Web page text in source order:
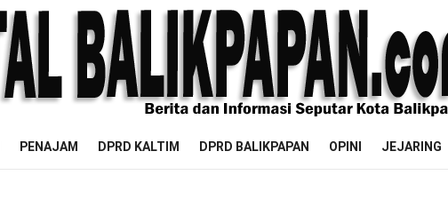
PENAJAM DPRD KALTIM DPRD BALIKPAPAN OPINI JEJARING